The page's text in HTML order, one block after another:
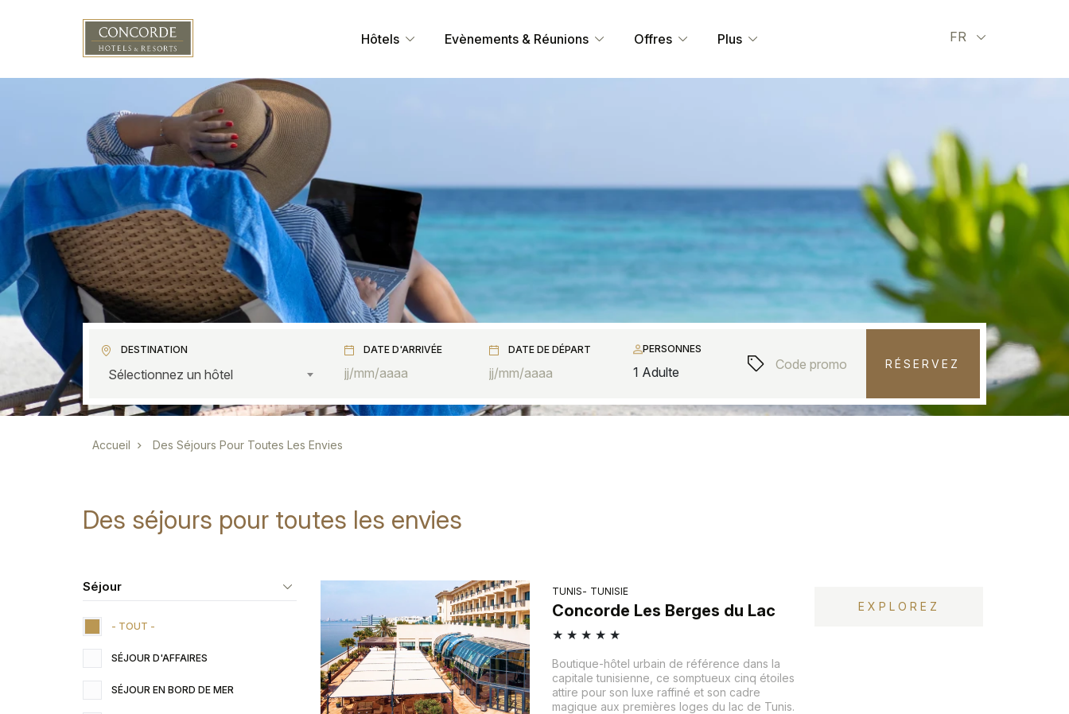
Hôtels Evènements & Réunions Offres Plus FR
DESTINATION
Sélectionnez un hôtel
DATE D'ARRIVÉE DATE DE DÉPART PERSONNES
1 Adulte
RÉSERVEZ
Fil d'Ariane
Accueil Des Séjours Pour Toutes Les Envies
Des séjours pour toutes les envies
Séjour
- TOUT -
SÉJOUR D'AFFAIRES
SÉJOUR EN BORD DE MER
TUNIS TUNISIE
Concorde Les Berges du Lac
★ ★ ★ ★ ★
Boutique-hôtel urbain de référence dans la
capitale tunisienne, ce somptueux cinq étoiles
attire pour son luxe raffiné et son cadre
magique aux premières loges du lac de Tunis.
EXPLOREZ